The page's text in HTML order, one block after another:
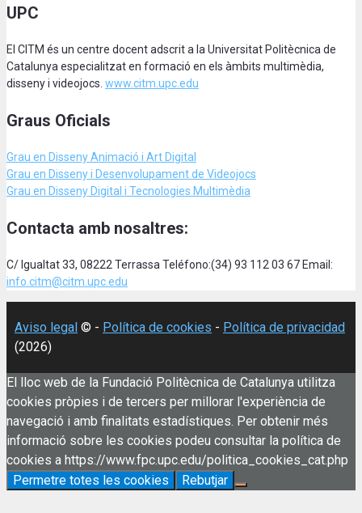
UPC
El CITM és un centre docent adscrit a la Universitat Politècnica de
Catalunya especialitzat en formació en els àmbits multimèdia,
disseny i videojocs. www.citm.upc.edu
Graus Oficials
Grau en Disseny Animació i Art Digital
Grau en Disseny i Desenvolupament de Videojocs
Grau en Disseny Digital i Tecnologies Multimèdia
Contacta amb nosaltres:
C/ Igualtat 33, 08222 Terrassa Teléfono:(34) 93 112 03 67 Email:
info.citm@citm.upc.edu
Aviso legal © - Política de cookies - Política de privacidad
(2026)
El lloc web de la Fundació Politècnica de Catalunya utilitza
cookies pròpies i de tercers per millorar l'experiència de
navegació i amb finalitats estadístiques. Per obtenir més
informació sobre les cookies podeu consultar la política de
cookies a https://www.fpc.upc.edu/politica_cookies_cat.php
Permetre totes les cookies
Rebutjar